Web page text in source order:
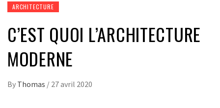
ARCHITECTURE
C’EST QUOI L’ARCHITECTURE
MODERNE
By Thomas / 27 avril 2020